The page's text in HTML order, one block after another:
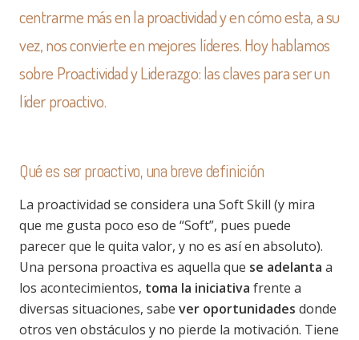
centrarme más en la proactividad y en cómo esta, a su
vez, nos convierte en mejores líderes. Hoy hablamos
sobre Proactividad y Liderazgo: las claves para ser un
líder proactivo.
Qué es ser proactivo, una breve definición
La proactividad se considera una Soft Skill (y mira
que me gusta poco eso de “Soft”, pues puede
parecer que le quita valor, y no es así en absoluto).
Una persona proactiva es aquella que se adelanta a
los acontecimientos, toma la iniciativa frente a
diversas situaciones, sabe ver oportunidades donde
otros ven obstáculos y no pierde la motivación. Tiene